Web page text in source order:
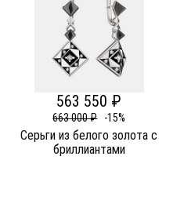
563 550 ₽
663 000 ₽ -15%
Серьги из белого золота c
бриллиантами